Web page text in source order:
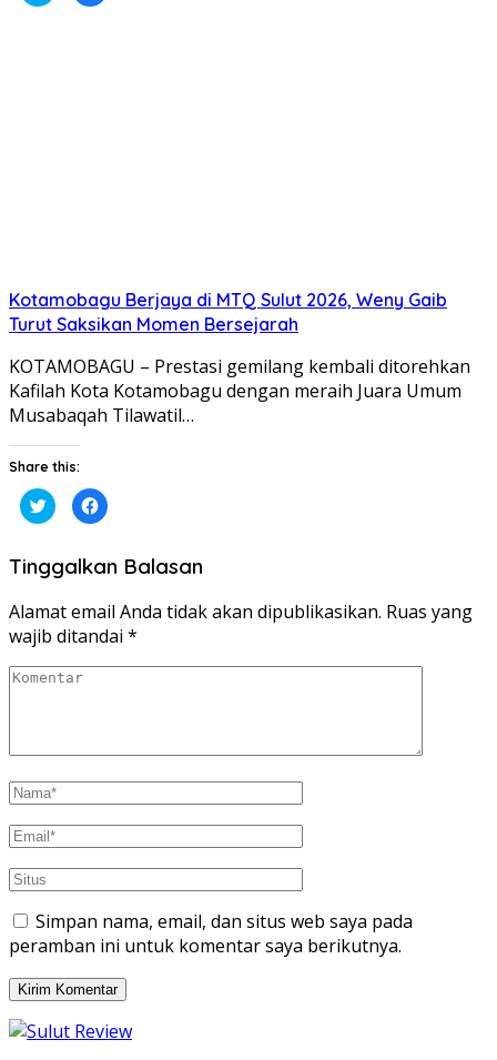
berbagi
Kotamobagu Berjaya di MTQ Sulut 2026, Weny Gaib
Turut Saksikan Momen Bersejarah
KOTAMOBAGU – Prestasi gemilang kembali ditorehkan
Kafilah Kota Kotamobagu dengan meraih Juara Umum
Musabaqah Tilawatil…
Share this:
Klik
untuk
berbagi
Twitter(Membuka
di
jendela
baru)
Klik
untuk
Facebook(Membuka
di
baru)
Tinggalkan Balasan
Alamat email Anda tidak akan dipublikasikan. Ruas yang
wajib ditandai *
Simpan nama, email, dan situs web saya pada
peramban ini untuk komentar saya berikutnya.